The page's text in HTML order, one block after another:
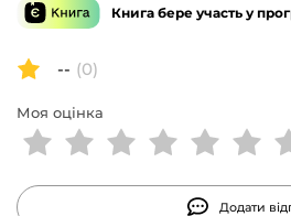
Книга бере участь у
-- (0)
Моя оцінка
Додати